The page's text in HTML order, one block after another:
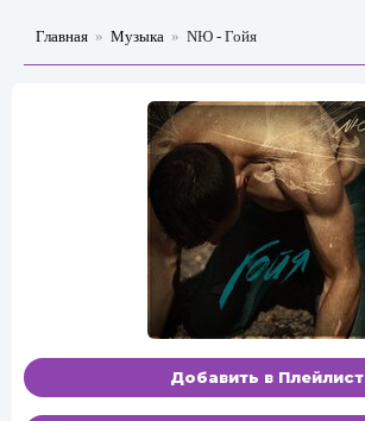
Главная » Музыка » NЮ - Гойя
Добавить в Плейлист